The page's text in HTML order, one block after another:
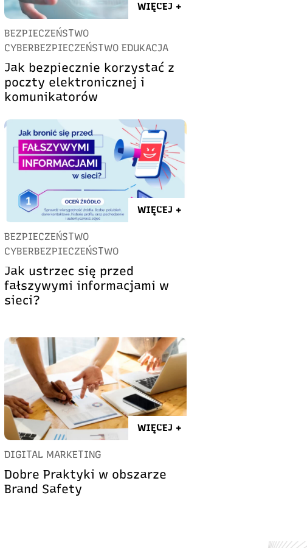
WIĘCEJ +
BEZPIECZEŃSTWO
CYBERBEZPIECZEŃSTWO EDUKACJA
Jak bezpiecznie korzystać z
poczty elektronicznej i
komunikatorów
WIĘCEJ +
BEZPIECZEŃSTWO
CYBERBEZPIECZEŃSTWO
Jak ustrzec się przed
fałszywymi informacjami w
sieci?
WIĘCEJ +
DIGITAL MARKETING
Dobre Praktyki w obszarze
Brand Safety